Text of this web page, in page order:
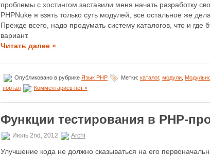
проблемы с хостингом заставили меня начать разработку
PHPNuke я взять только суть модулей, все остальное же
Прежде всего, надо продумать систему каталогов, что и где
вариант.
Читать далее »
Опубликовано в рубрике Язык PHP Метки: каталог, модули
портал
Комментариев нет »
Функции тестирования в PHP-
Июль 2nd, 2012 Archi
Улучшение кода не должно сказываться на его